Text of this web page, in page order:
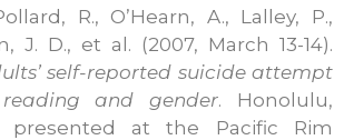
R., O’Hearn, A., Lalley, P.,
J. D., et al. (2007, March 13-14).
self-reported suicide attempt
and gender. Honolulu,
presented at the Pacific Rim